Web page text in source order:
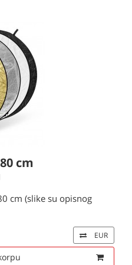
cm
cm (slike su opisnog
EUR